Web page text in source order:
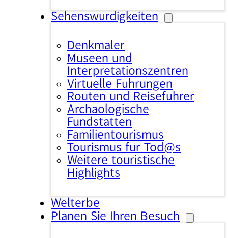
Sehenswürdigkeiten
Denkmäler
Museen und
Interpretationszentren
Virtuelle Führungen
Routen und Reiseführer
Archäologische
Fundstätten
Familientourismus
Tourismus für Tod@s
Weitere touristische
Highlights
Welterbe
Planen Sie Ihren Besuch